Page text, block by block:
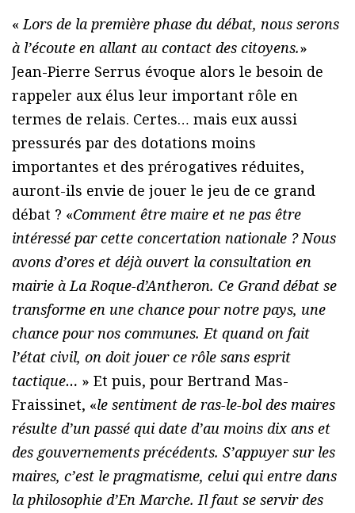
« Lors de la première phase du débat, nous serons
à l’écoute en allant au contact des citoyens.»
Jean-Pierre Serrus évoque alors le besoin de
rappeler aux élus leur important rôle en
termes de relais. Certes… mais eux aussi
pressurés par des dotations moins
importantes et des prérogatives réduites,
auront-ils envie de jouer le jeu de ce grand
débat ? «Comment être maire et ne pas être
intéressé par cette concertation nationale ? Nous
avons d’ores et déjà ouvert la consultation en
mairie à La Roque-d’Antheron. Ce Grand débat se
transforme en une chance pour notre pays, une
chance pour nos communes. Et quand on fait
l’état civil, on doit jouer ce rôle sans esprit
tactique… » Et puis, pour Bertrand Mas-
Fraissinet, «le sentiment de ras-le-bol des maires
résulte d’un passé qui date d’au moins dix ans et
des gouvernements précédents. S’appuyer sur les
maires, c’est le pragmatisme, celui qui entre dans
la philosophie d’En Marche. Il faut se servir des